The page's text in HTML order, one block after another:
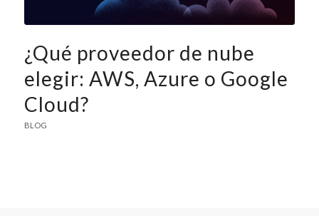
¿Qué proveedor de nube
elegir: AWS, Azure o Google
Cloud?
BLOG